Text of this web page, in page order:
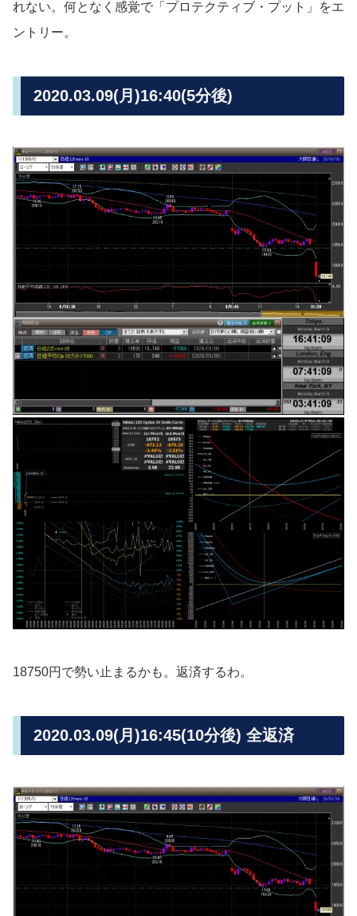
れない。何となく感覚で「プロテクティブ・プット」をエ
ントリー。
2020.03.09(月)16:40(5分後)
18750円で勢い止まるかも。返済するわ。
2020.03.09(月)16:45(10分後) 全返済